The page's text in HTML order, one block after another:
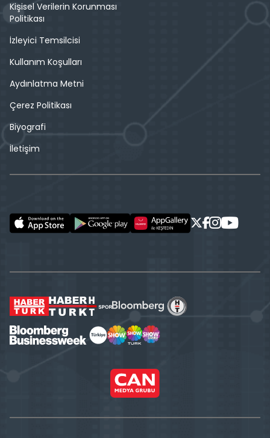
Kişisel Verilerin Korunması
Politikası
İzleyici Temsilcisi
Kullanım Koşulları
Aydınlatma Metni
Çerez Politikası
Biyografi
İletişim